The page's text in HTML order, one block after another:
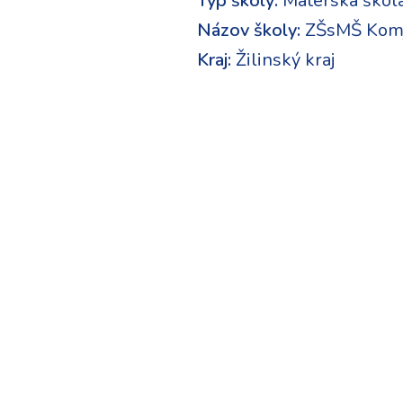
Názov školy: ZŠsMŠ
Kraj: Žilinský kraj